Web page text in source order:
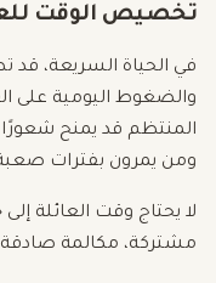
تخصيص الوقت
في الحياة السريعة، قد
والضغوط اليومية على
المنتظم قد يمنح شعورًا
ومن يمرون بفترات
لا يحتاج وقت العائلة
مشتركة، مكالمة